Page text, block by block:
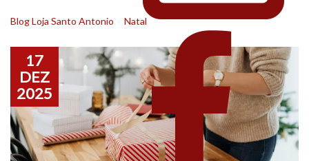
Blog Loja Santo Antonio Natal
17
DEZ
2025